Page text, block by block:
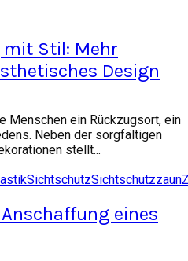
Stil: Mehr
Design
Menschen ein Rückzugsort, ein
Neben der sorgfältigen
stellt...
SichtschutzSichtschutzzaun
eines